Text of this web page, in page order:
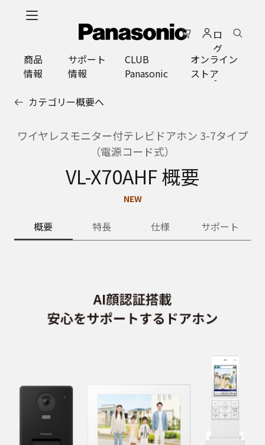
ロ
グ
イ
ン
商品
情報
サポート
情報
CLUB
Panasonic
オンライン
ストア
カテゴリー概要へ
ワイヤレスモニター付テレビドアホン 3-7タイプ
（電源コード式）
VL-X70AHF 概要
NEW
概要 特長 仕様 サポート